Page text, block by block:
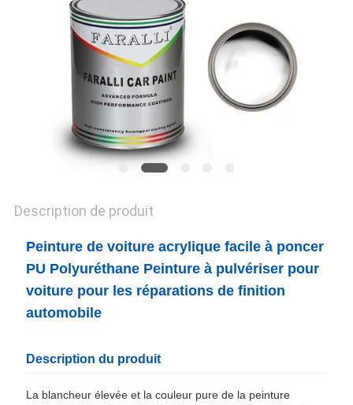
POLITIQUE
CONFIDENTIALITÉ
Description de produit
Peinture de voiture acrylique facile à poncer
PU Polyuréthane Peinture à pulvériser pour
voiture pour les réparations de finition
automobile
Description du produit
La blancheur élevée et la couleur pure de la peinture